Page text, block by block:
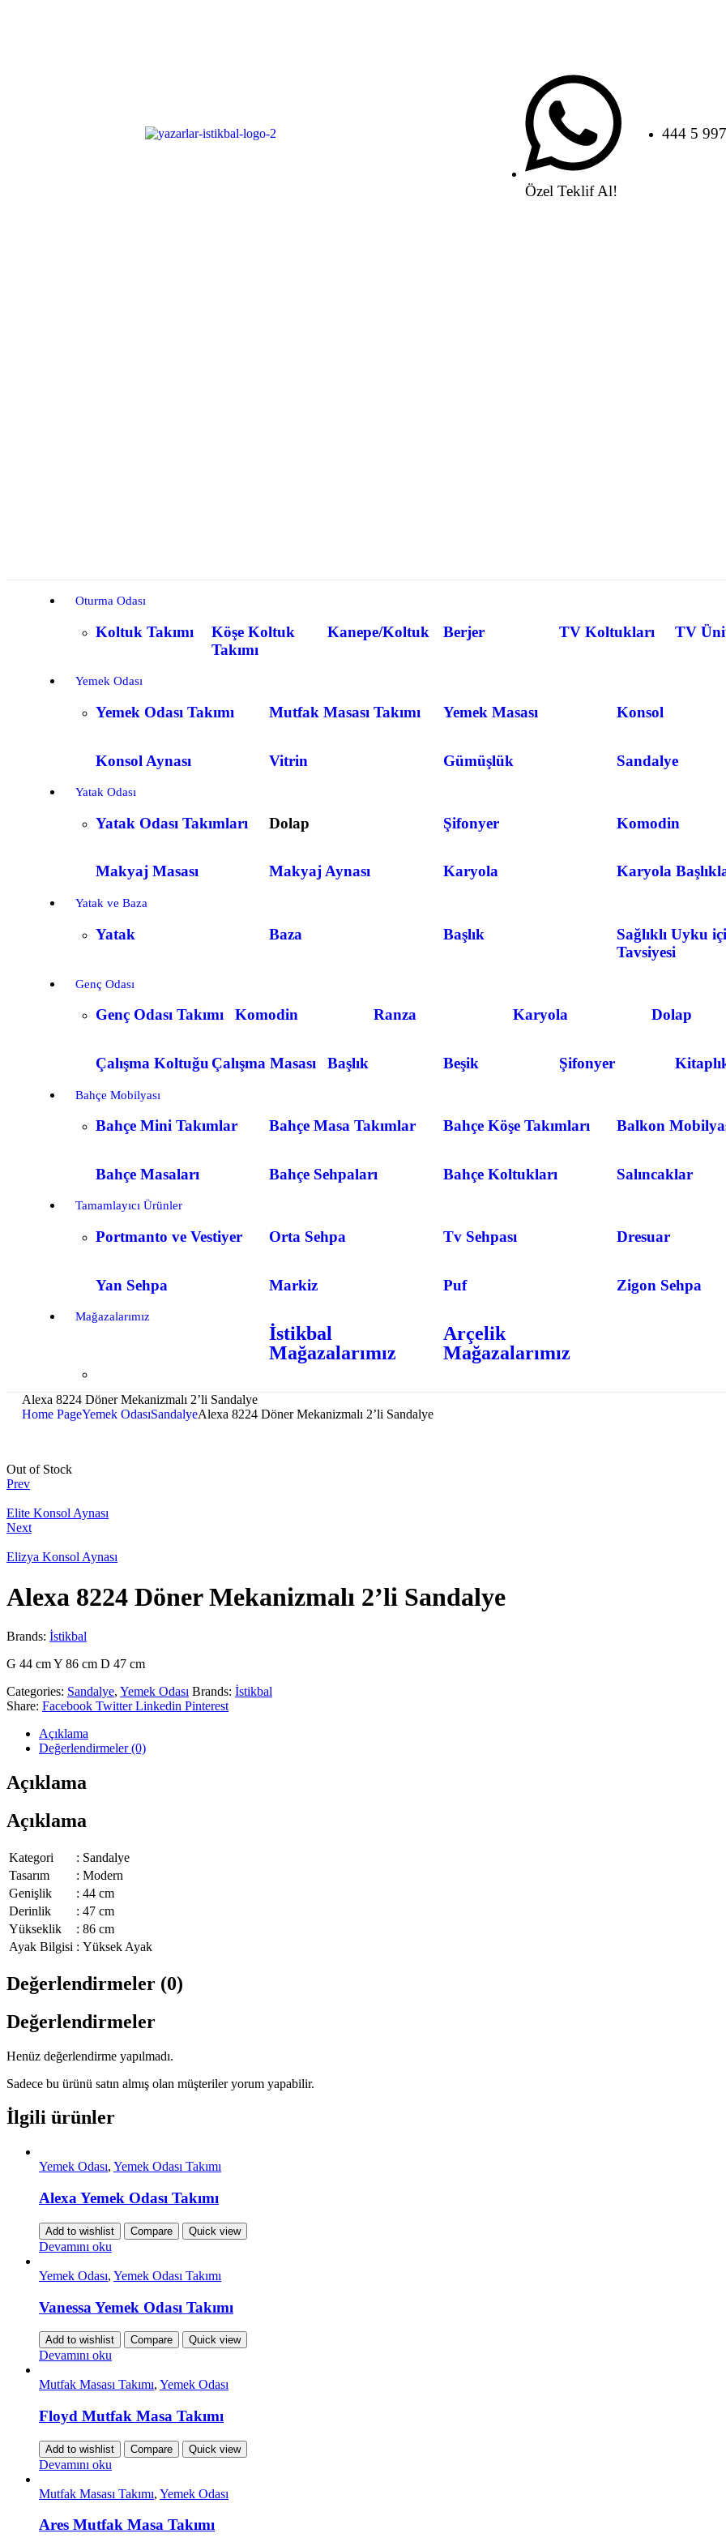
Özel Teklif Al!
444 5
Oturma Odası
Koltuk Takımı
Köşe Koltuk
Takımı
Kanepe/Koltuk Berjer TV Koltukları TV
Yemek Odası
Yemek Odası Takımı Mutfak Masası Takımı Yemek Masası Konsol
Konsol Aynası Vitrin Gümüşlük Sandalye
Yatak Odası
Yatak Odası Takımları Dolap Şifonyer Komodin
Makyaj Masası Makyaj Aynası Karyola Karyola
Yatak ve Baza
Yatak Baza Başlık
Sağlıklı Uyku
Tavsiyesi
Genç Odası
Genç Odası Takımı Komodin Ranza Karyola Dolap
Çalışma Koltuğu Çalışma Masası Başlık Beşik Şifonyer
Bahçe Mobilyası
Bahçe Mini Takımlar Bahçe Masa Takımlar Bahçe Köşe Takımları Balkon
Bahçe Masaları Bahçe Sehpaları Bahçe Koltukları Salıncaklar
Tamamlayıcı Ürünler
Portmanto ve Vestiyer Orta Sehpa Tv Sehpası Dresuar
Yan Sehpa Markiz Puf Zigon Sehpa
Mağazalarımız
İstikbal
Mağazalarımız
Arçelik
Mağazalarımız
Alexa 8224 Döner Mekanizmalı 2’li Sandalye
Home PageYemek OdasıSandalyeAlexa 8224 Döner Mekanizmalı 2’li Sandalye
Out of Stock
Prev
Elite Konsol Aynası
Next
Elizya Konsol Aynası
Alexa 8224 Döner Mekanizmalı 2’li Sandalye
Brands: İstikbal
G 44 cm Y 86 cm D 47 cm
Categories: Sandalye, Yemek Odası Brands: İstikbal
Share: Facebook Twitter Linkedin Pinterest
Açıklama
Değerlendirmeler (0)
Açıklama
Açıklama
Kategori : Sandalye
Tasarım
: Modern
Genişlik
: 44 cm
Derinlik
: 47 cm
Yükseklik
: 86 cm
Ayak Bilgisi : Yüksek Ayak
Değerlendirmeler (0)
Değerlendirmeler
Henüz değerlendirme yapılmadı.
Sadece bu ürünü satın almış olan müşteriler yorum yapabilir.
İlgili ürünler
Yemek Odası, Yemek Odası Takımı
Alexa Yemek Odası Takımı
Add to wishlist Compare Quick view
Devamını oku
Yemek Odası, Yemek Odası Takımı
Vanessa Yemek Odası Takımı
Add to wishlist Compare Quick view
Devamını oku
Mutfak Masası Takımı, Yemek Odası
Floyd Mutfak Masa Takımı
Add to wishlist Compare Quick view
Devamını oku
Mutfak Masası Takımı, Yemek Odası
Ares Mutfak Masa Takımı